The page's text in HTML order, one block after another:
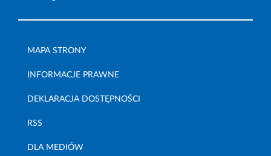
MAPA STRONY
INFORMACJE PRAWNE
DEKLARACJA DOSTĘPNOŚCI
RSS
DLA MEDIÓW